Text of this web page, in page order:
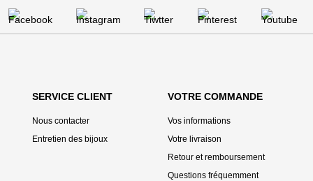
Magasins Mauboussin Brive-la-Gaillarde
Magasins Mauboussin Bruxelles
SERVICE CLIENT
Nous contacter
Entretien des bijoux
VOTRE COMMANDE
Vos informations
Votre livraison
Retour et remboursement
Questions fréquemment